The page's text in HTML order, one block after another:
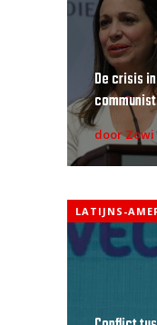
De crisis
door
LATIJNS-